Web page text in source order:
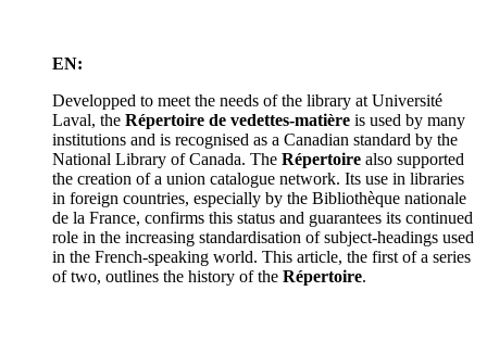
EN:
Developped to meet the needs of the library at Université
Laval, the Répertoire de vedettes-matière is used by many
institutions and is recognised as a Canadian standard by the
National Library of Canada. The Répertoire also supported
the creation of a union catalogue network. Its use in libraries
in foreign countries, especially by the Bibliothèque nationale
de la France, confirms this status and guarantees its continued
role in the increasing standardisation of subject-headings used
in the French-speaking world. This article, the first of a series
of two, outlines the history of the Répertoire.